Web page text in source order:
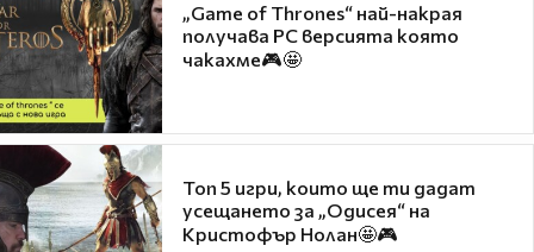
„Game of Thrones“ най-накрая
получава PC версията която
чакахме🎮🤩
Топ 5 игри, които ще ти дадат
усещането за „Одисея“ на
Кристофър Нолан🤩🎮